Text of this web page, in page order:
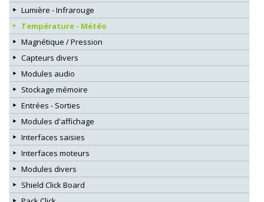
Lumière - Infrarouge
Température - Météo
Magnétique / Pression
Capteurs divers
Modules audio
Stockage mémoire
Entrées - Sorties
Modules d'affichage
Interfaces saisies
Interfaces moteurs
Modules divers
Shield Click Board